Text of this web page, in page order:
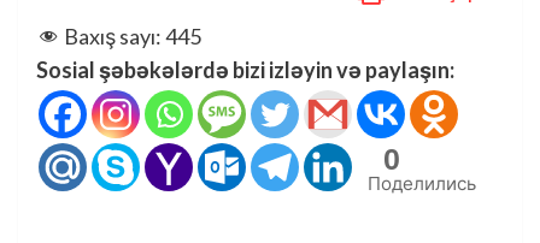
Baxış sayı:445
Sosial şəbəkələrdə bizi izləyin və paylaşın:
0
Поделились